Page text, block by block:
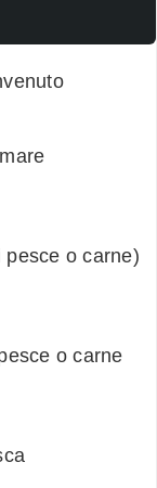
o carne)
o carne